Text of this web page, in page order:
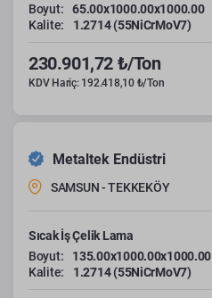
Boyut:
65.00x1000.00x1000.00
Kalite:
1.2714 (55NiCrMoV7)
230.901,72 ₺/Ton
KDV Hariç: 192.418,10 ₺/Ton
Metaltek Endüstri
SAMSUN - TEKKEKÖY
Sıcak İş Çelik Lama
Boyut:
135.00x1000.00x1000.00
Kalite:
1.2714 (55NiCrMoV7)